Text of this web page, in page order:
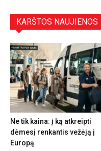
KARŠTOS NAUJIENOS
Ne tik kaina: į ką atkreipti
dėmesį renkantis vežėją į
Europą